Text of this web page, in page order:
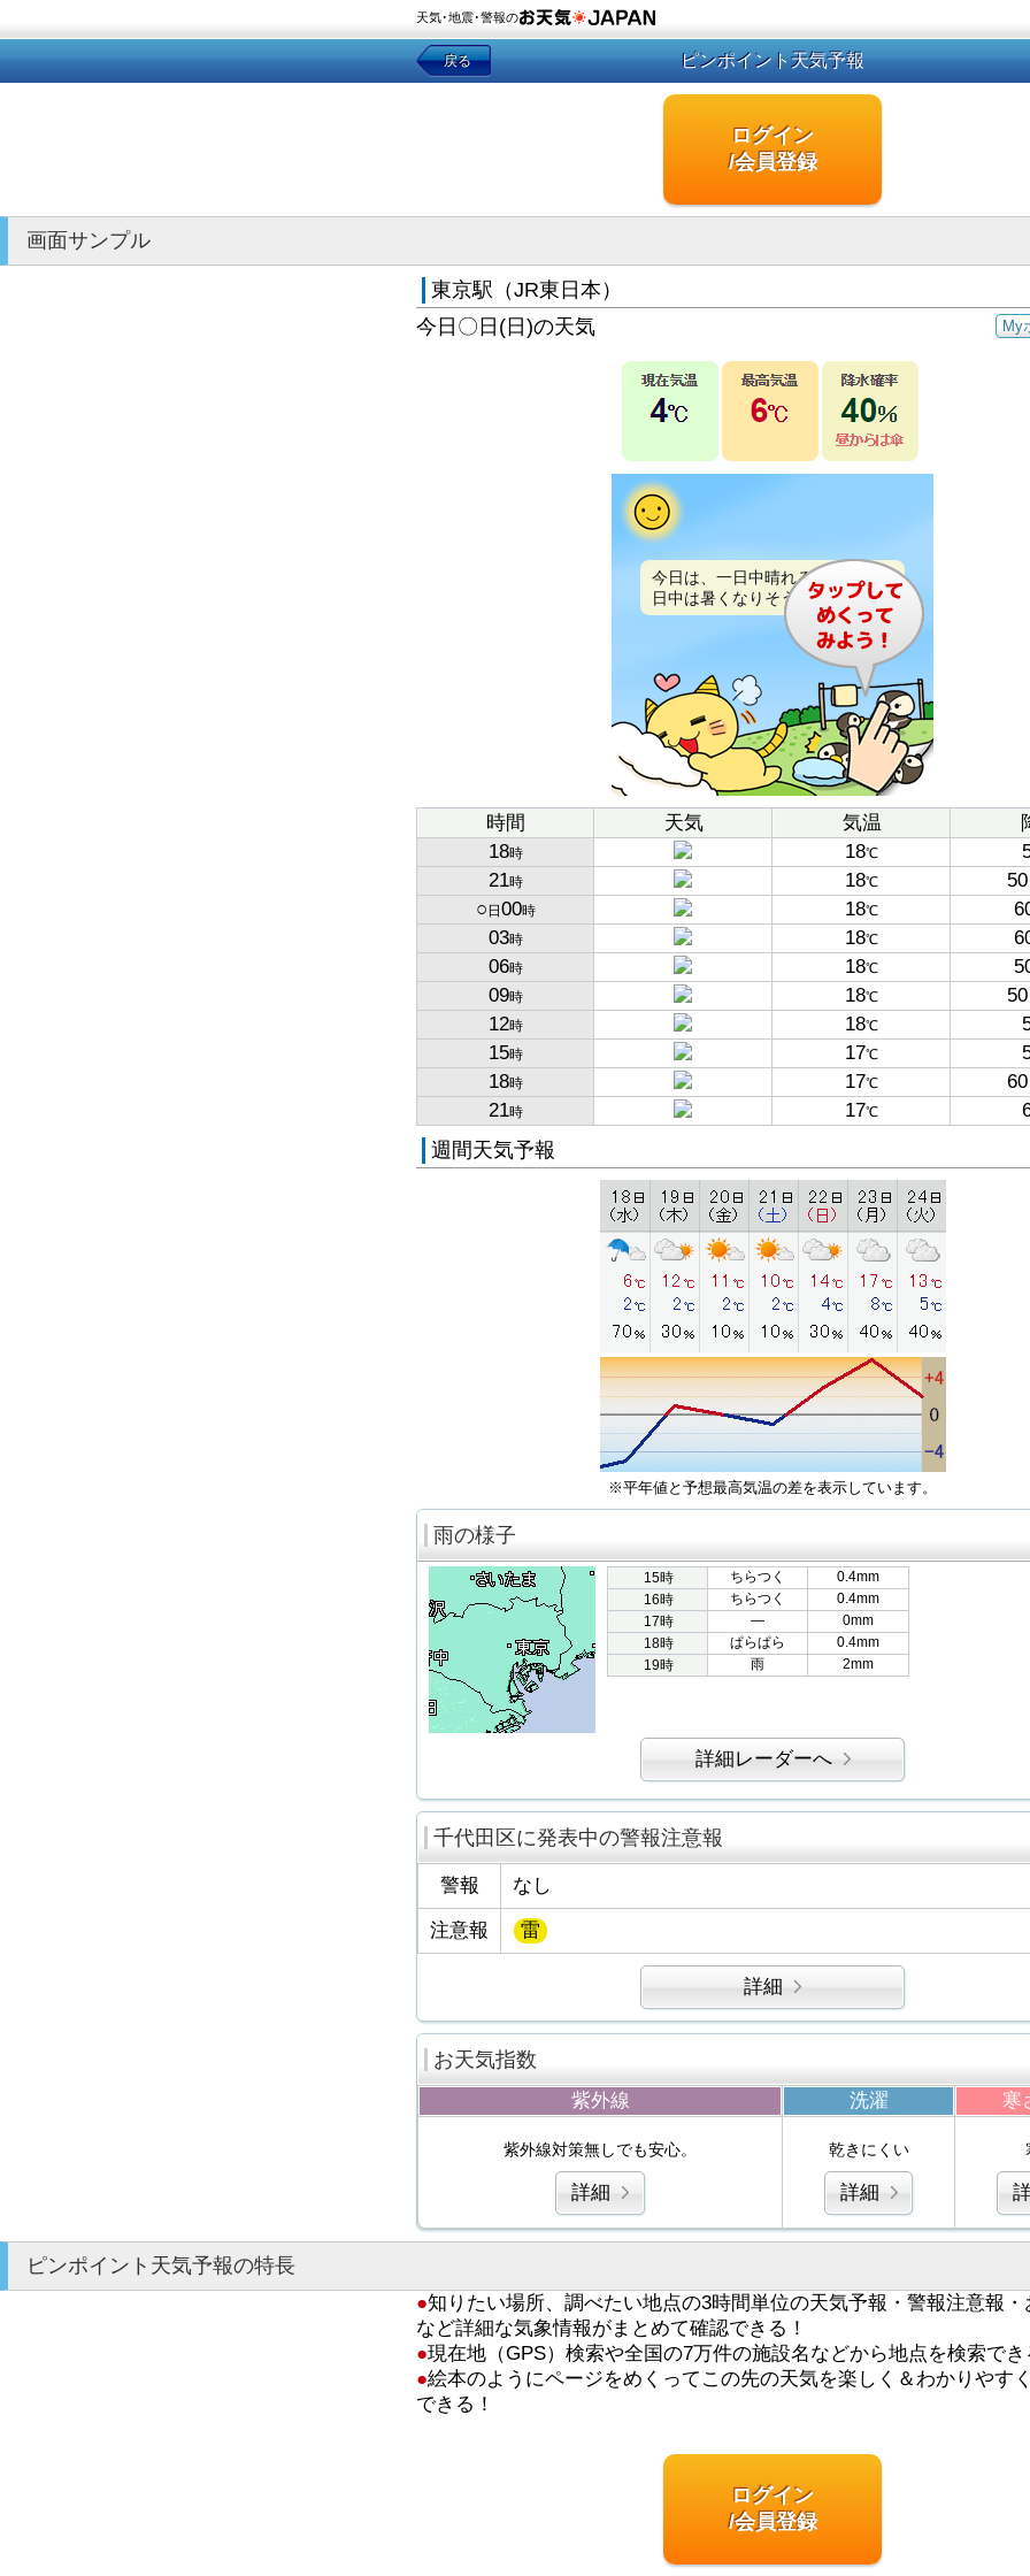
天気･地震･警報の
戻る ピンポイント天気予報
ログイン
/会員登録
画面サンプル
東京駅（JR東日本）
My
今日〇日(日)の天気
今日は、一日中晴れるでしょう。
日中は暑くなりそうです。
時間 天気 気温
18時 18℃
21時 18℃ 50
○ 日 00時 18℃
03時 18℃
06時 18℃
09時 18℃ 50
12時 18℃
15時 17℃
18時 17℃ 60
21時 17℃
週間天気予報
※平年値と予想最高気温の差を表示しています。
雨の様子
15時 ちらつく
0.4mm
16時
ちらつく
0.4mm
17時
―
0mm
18時
ぱらぱら
0.4mm
19時
雨 2mm
詳細レーダーへ
千代田区に発表中の警報注意報
警報 なし
注意報 雷
詳細
お天気指数
紫外線 洗濯 寒
紫外線対策無しでも安心。
詳細
乾きにくい
詳細
ピンポイント天気予報の特長
●知りたい場所、調べたい地点の3時間単位の天気予報・警報注意報・
など詳細な気象情報がまとめて確認できる！
●現在地（GPS）検索や全国の7万件の施設名などから地点を検索でき
●絵本のようにページをめくってこの先の天気を楽しく＆わかりやす
できる！
ログイン
/会員登録